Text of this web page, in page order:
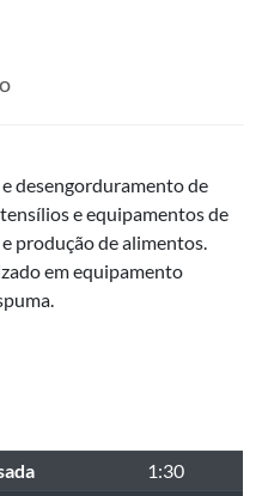
desengorduramento de
e equipamentos de
produção de alimentos.
em equipamento
1:30